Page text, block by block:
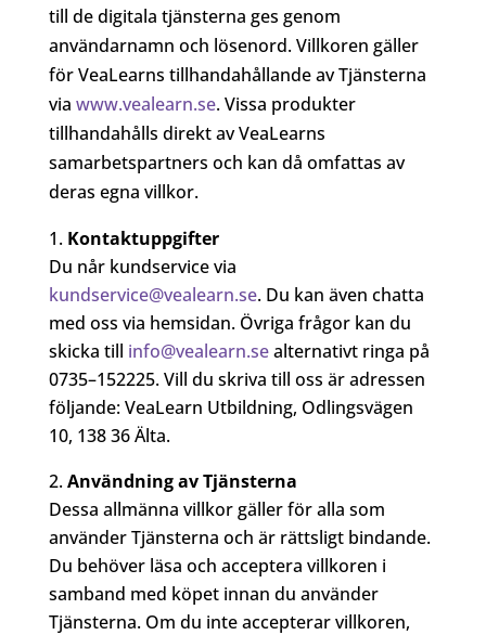
till de digitala tjänsterna ges genom
användarnamn och lösenord. Villkoren gäller
för VeaLearns tillhandahållande av Tjänsterna
via www.vealearn.se. Vissa produkter
tillhandahålls direkt av VeaLearns
samarbetspartners och kan då omfattas av
deras egna villkor.
Kontaktuppgifter
Du når kundservice via
kundservice@vealearn.se. Du kan även chatta
med oss via hemsidan. Övriga frågor kan du
skicka till info@vealearn.sealternativt ringa på
0735–152225. Vill du skriva till oss är adressen
följande: VeaLearn Utbildning, Odlingsvägen
10, 138 36 Älta.
Användning av Tjänsterna
Dessa allmänna villkor gäller för alla som
använder Tjänsterna och är rättsligt bindande.
Du behöver läsa och acceptera villkoren i
samband med köpet innan du använder
Tjänsterna. Om du inte accepterar villkoren,